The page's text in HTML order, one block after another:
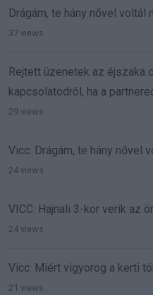
Drágám, te hány nővel voltál
37 views
Rejtett üzenetek az éjszaka
kapcsolatodról, ha a
29 views
Vicc: Drágám, te hány nővel
24 views
VICC: Hajnali 3-kor verik az
24 views
Vicc: Miért vigyorog a kerti
21 views